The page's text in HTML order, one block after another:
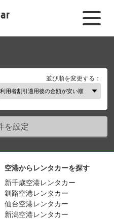
並び順を変更する：
を設定
空港からレンタカーを探す
新千歳空港レンタカー
釧路空港レンタカー
仙台空港レンタカー
新潟空港レンタカー